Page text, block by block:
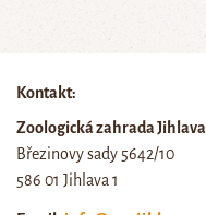
Kontakt:
Zoologická zahrada
Březinovy sady 5642/10
586 01 Jihlava 1